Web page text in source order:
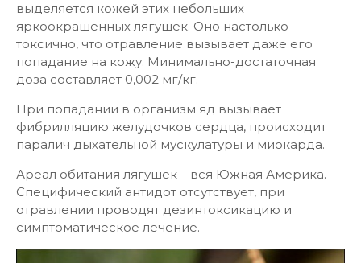
выделяется кожей этих небольших
яркоокрашенных лягушек. Оно настолько
токсично, что отравление вызывает даже его
попадание на кожу. Минимально-достаточная
доза составляет 0,002 мг/кг.
При попадании в организм яд вызывает
фибрилляцию желудочков сердца, происходит
паралич дыхательной мускулатуры и миокарда.
Ареал обитания лягушек – вся Южная Америка.
Специфический антидот отсутствует, при
отравлении проводят дезинтоксикацию и
симптоматическое лечение.